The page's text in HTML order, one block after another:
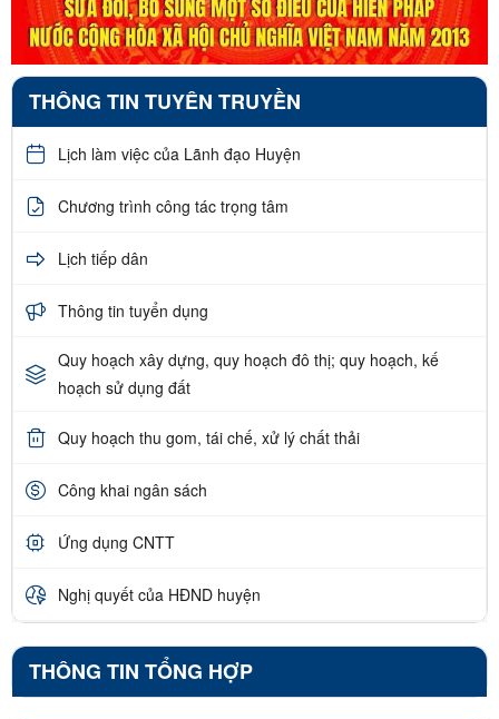
THÔNG TIN TUYÊN TRUYỀN
Lịch làm việc của Lãnh đạo Huyện
Chương trình công tác trọng tâm
Lịch tiếp dân
Thông tin tuyển dụng
Quy hoạch xây dựng, quy hoạch đô thị; quy hoạch, kế
hoạch sử dụng đất
Quy hoạch thu gom, tái chế, xử lý chất thải
Công khai ngân sách
Ứng dụng CNTT
Nghị quyết của HĐND huyện
THÔNG TIN TỔNG HỢP